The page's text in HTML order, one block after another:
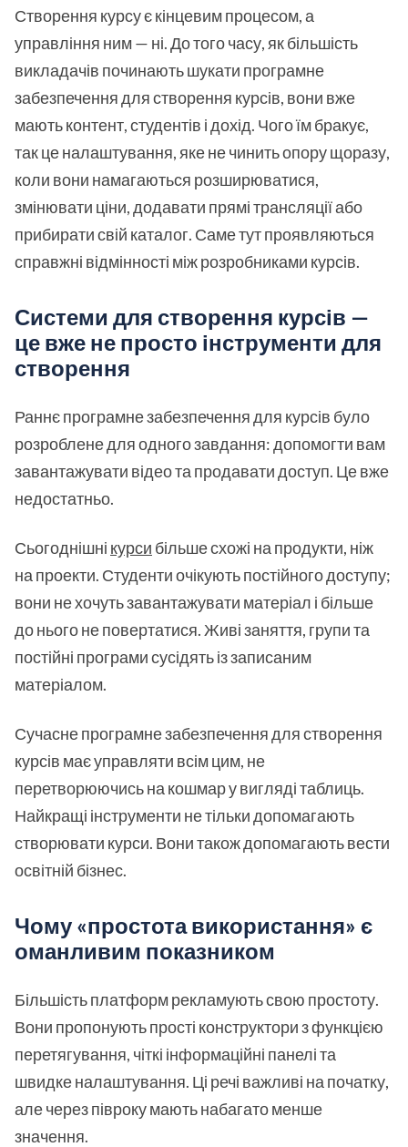
Створення курсу є кінцевим процесом, а
управління ним — ні. До того часу, як більшість
викладачів починають шукати програмне
забезпечення для створення курсів, вони вже
мають контент, студентів і дохід. Чого їм бракує,
так це налаштування, яке не чинить опору щоразу,
коли вони намагаються розширюватися,
змінювати ціни, додавати прямі трансляції або
прибирати свій каталог. Саме тут проявляються
справжні відмінності між розробниками курсів.
Системи для створення курсів —
це вже не просто інструменти для
створення
Раннє програмне забезпечення для курсів було
розроблене для одного завдання: допомогти вам
завантажувати відео та продавати доступ. Це вже
недостатньо.
Сьогоднішні курси більше схожі на продукти, ніж
на проекти. Студенти очікують постійного доступу;
вони не хочуть завантажувати матеріал і більше
до нього не повертатися. Живі заняття, групи та
постійні програми сусідять із записаним
матеріалом.
Сучасне програмне забезпечення для створення
курсів має управляти всім цим, не
перетворюючись на кошмар у вигляді таблиць.
Найкращі інструменти не тільки допомагають
створювати курси. Вони також допомагають вести
освітній бізнес.
Чому «простота використання» є
оманливим показником
Більшість платформ рекламують свою простоту.
Вони пропонують прості конструктори з функцією
перетягування, чіткі інформаційні панелі та
швидке налаштування. Ці речі важливі на початку,
але через півроку мають набагато менше
значення.